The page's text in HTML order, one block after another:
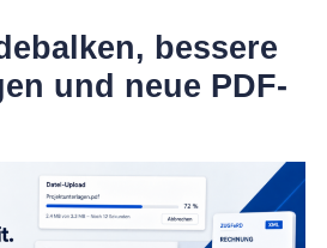
bessere
und neue PDF-